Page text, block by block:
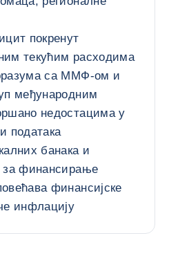
покренут
текућим расходима
са ММФ-ом и
међународним
недостацима у
података
банака и
за финансирање
финансијске
инфлацију